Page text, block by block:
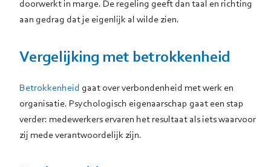
doorwerkt in marge. De regeling geeft dan taal en richting
aan gedrag dat je eigenlijk al wilde zien.
Vergelijking met betrokkenheid
Betrokkenheid gaat over verbondenheid met werk en
organisatie. Psychologisch eigenaarschap gaat een stap
verder: medewerkers ervaren het resultaat als iets waarvoor
zij mede verantwoordelijk zijn.